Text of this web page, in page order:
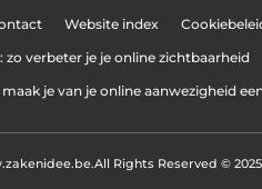
Website index
zo verbeter je je online zichtbaarheid
je van je online aanwezigheid
All Rights Reserved © 2025